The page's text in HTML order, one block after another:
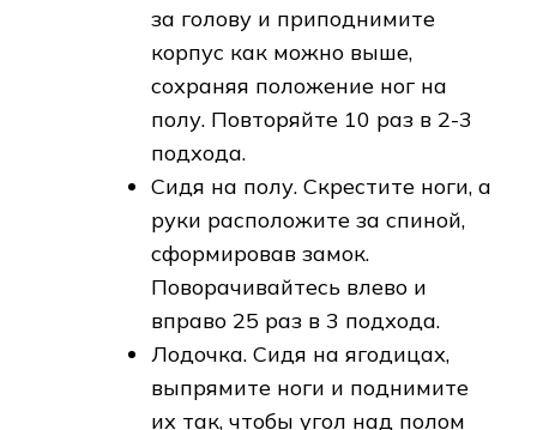
за голову и приподнимите
корпус как можно выше,
сохраняя положение ног на
полу. Повторяйте 10 раз в 2-3
подхода.
Сидя на полу. Скрестите ноги, а
руки расположите за спиной,
сформировав замок.
Поворачивайтесь влево и
вправо 25 раз в 3 подхода.
Лодочка. Сидя на ягодицах,
выпрямите ноги и поднимите
их так, чтобы угол над полом